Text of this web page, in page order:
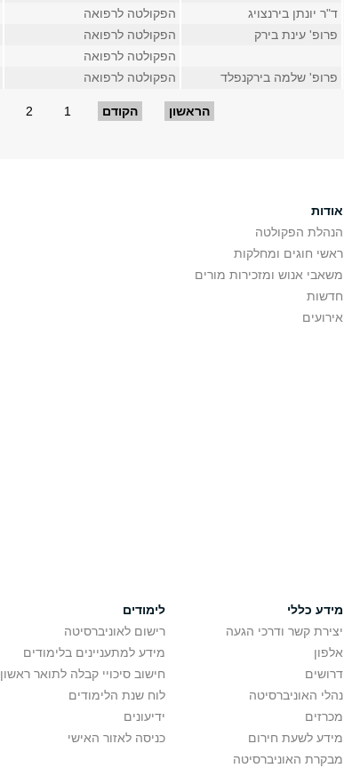
ד"ר יונתן בירנצויג
הפקולטה לרפואה
פרופ' עינת בירק
הפקולטה לרפואה
הפקולטה לרפואה
פרופ' שלמה בירקנפלד
הפקולטה לרפואה
הראשון הקודם 1
2
אודות
הנהלת הפקולטה
ראשי חוגים ומחלקות
משאבי אנוש ומזכירות מורים
חדשות
אירועים
מידע כללי
יצירת קשר ודרכי הגעה
אלפון
דרושים
נהלי האוניברסיטה
מכרזים
מידע לשעת חירום
מבקרת האוניברסיטה
לימודים
רישום לאוניברסיטה
מידע למתעניינים בלימודים
חישוב סיכויי קבלה לתואר ראשון
לוח שנת הלימודים
ידיעונים
כניסה לאזור האישי